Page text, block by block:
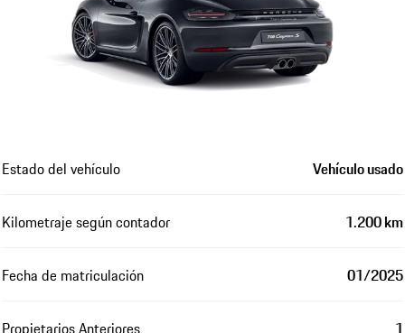
Estado del vehículo Vehículo usado
Kilometraje según contador 1.200 km
Fecha de matriculación 01/2025